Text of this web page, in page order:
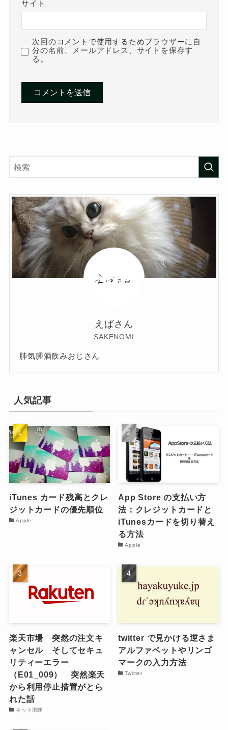
サイト
次回のコメントで使用するためブラウザーに自
分の名前、メールアドレス、サイトを保存す
る。
えばさん
SAKENOMI
肺気腫酒飲みおじさん
人気記事
iTunes カード残高とクレ
ジットカードの優先順位
Apple
App Store の支払い方
法：クレジットカードと
iTunesカードを切り替え
る方法
Apple
楽天市場 突然の注文キ
ャンセル そしてセキュ
リティーエラー
（E01_009） 突然楽天
から利用停止措置がとら
れた話
ネット関連
twitter で見かける逆さま
アルファベットやリンゴ
マークの入力方法
Twitter